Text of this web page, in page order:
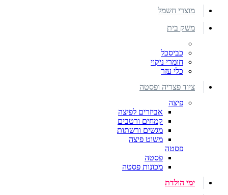
מוצרי חשמל
משק בית
כביסכל
חומרי ניקוי
כלי עזר
ציוד פצריה ופסטה
פיצה
אביזרים לפיצה
קמחים ורטבים
מגשים ורשתות
משוט פיצה
פסטה
פסטה
מכונות פסטה
ימי הולדת